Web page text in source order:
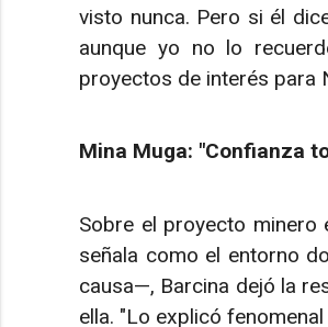
visto nunca. Pero si él
aunque yo no lo
proyectos de interés para
Mina Muga: "Confianza
Sobre el proyecto minero
señala como el entorno
causa—, Barcina dejó la
ella. "Lo explicó